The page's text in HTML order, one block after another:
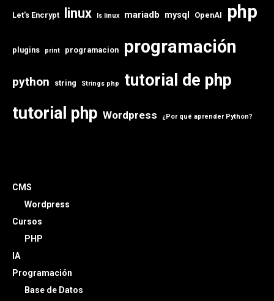
Let's Encrypt linux ls linux mariadb mysql OpenAI php
plugins print programacion programación
python string Strings php
tutorial de php
tutorial php Wordpress ¿Por qué aprender Python?
CMS
Wordpress
Cursos
PHP
IA
Programación
Base de Datos